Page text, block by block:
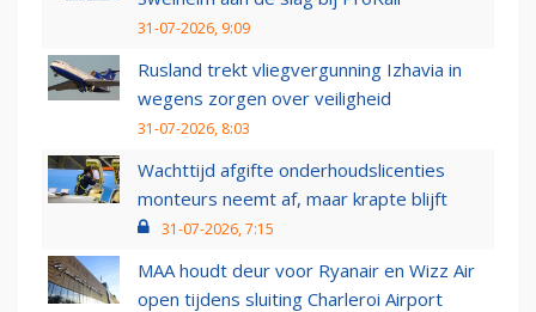
31-07-2026, 9:09
Rusland trekt vliegvergunning Izhavia in
wegens zorgen over veiligheid
31-07-2026, 8:03
Wachttijd afgifte onderhoudslicenties
monteurs neemt af, maar krapte blijft
31-07-2026, 7:15
MAA houdt deur voor Ryanair en Wizz Air
open tijdens sluiting Charleroi Airport